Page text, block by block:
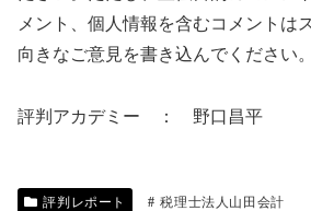
メント、個人情報を含むコメントは
向きなご意見を書き込んでください。
評判アカデミー ： 野口昌平
評判レポート 税理士法人山田会計